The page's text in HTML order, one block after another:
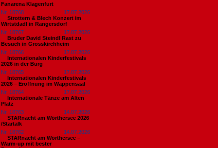
Fanarena Klagenfurt
Nr. 18768
17.07.2026
Strottern & Blech Konzert im
Wirtstdadl in Rangersdorf
Nr. 18767
17.07.2026
Bruder David Steindl Rast zu
Besuch in Grosskirchheim
Nr. 18766
17.07.2026
Internationalen Kinderfestivals
2026 in der Burg
Nr. 18765
17.07.2026
Internationalen Kinderfestivals
2026 – Eröffnung im Wappensaal
Nr. 18764
17.07.2026
Internationale Tänze am Alten
Platz
Nr. 18763
14.07.2026
STARnacht am Wörthersee 2026
/Startalk
Nr. 18762
14.07.2026
STARnacht am Wörthersee –
Warm-up mit bester